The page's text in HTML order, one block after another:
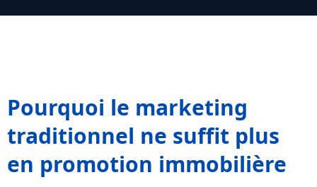
Pourquoi le marketing
traditionnel ne suffit plus
en promotion immobilière